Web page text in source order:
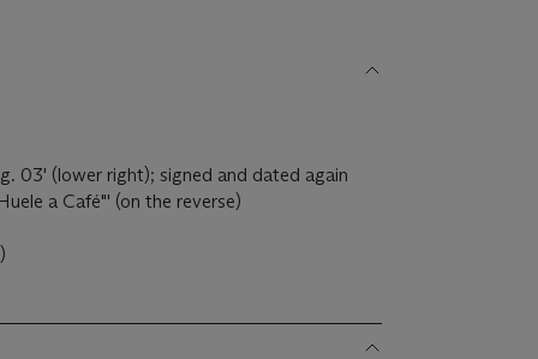
03' (lower right); signed and dated again
a Café"' (on the reverse)